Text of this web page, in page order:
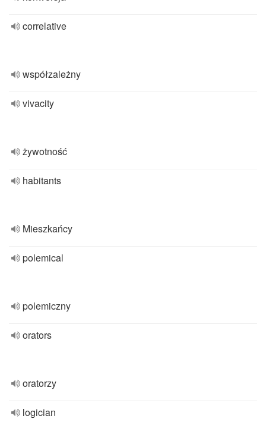
correlative
współzależny
vivacity
żywotność
habitants
Mieszkańcy
polemical
polemiczny
orators
oratorzy
logician